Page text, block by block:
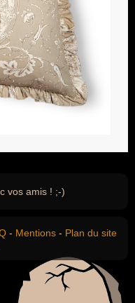
vos amis ! ;-)
- Mentions - Plan du site